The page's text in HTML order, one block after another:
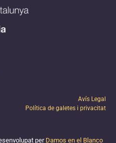
Avís Legal
Política de galetes i privacitat
perDamos en el Blanco